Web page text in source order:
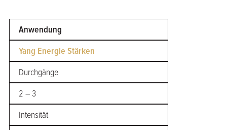
Anwendung
Yang Energie Stärken
Durchgänge
2 – 3
Intensität